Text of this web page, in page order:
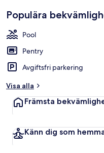
Populära
Pool
Pentry
Avgiftsfri parkering
Visa alla
Främsta
Känn dig som